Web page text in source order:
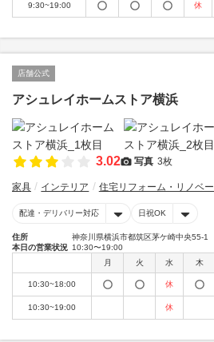
9:30~19:00 休
店舗公式
アシュレイホームストア横浜
3.02 写真 3枚
家具 インテリア 住宅リフォーム・リノベ
配達・デリバリー対応 日祝OK
住所
神奈川県横浜市都筑区茅ケ崎中央55-1
本日の営業状況 10:30〜19:00
月
火 水 木
10:30~18:00 休
10:30~19:00 休